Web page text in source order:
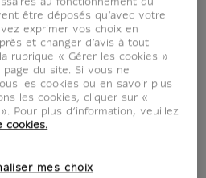
zoom produit
au fonctionnement du
être déposés qu’avec votre
exprimer vos choix en
et changer d’avis à tout
rubrique « Gérer les cookies »
du site. Si vous ne
les cookies ou en savoir plus
les cookies, cliquer sur «
Pour plus d’information, veuillez
cookies.
mes choix